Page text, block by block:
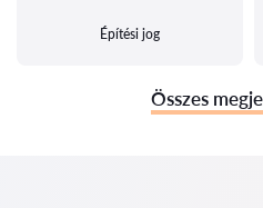
Építési jog
Összes